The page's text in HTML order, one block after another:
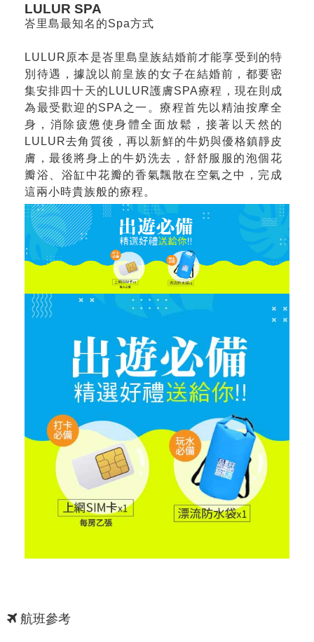
LULUR SPA
峇里島最知名的Spa方式
LULUR原本是峇里島皇族結婚前才能享受到的特
別待遇，據說以前皇族的女子在結婚前，都要密
集安排四十天的LULUR護膚SPA療程，現在則成
為最受歡迎的SPA之一。療程首先以精油按摩全
身，消除疲憊使身體全面放鬆，接著以天然的
LULUR去角質後，再以新鮮的牛奶與優格鎮靜皮
膚，最後將身上的牛奶洗去，舒舒服服的泡個花
瓣浴、浴缸中花瓣的香氣飄散在空氣之中，完成
這兩小時貴族般的療程。
航班參考